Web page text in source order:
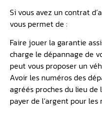
Si vous avez un contrat
vous permet de :
Faire jouer la garantie
charge le dépannage de
peut vous proposer un
Avoir les numéros des
agréés proches du lieu
payer de l’argent pour les